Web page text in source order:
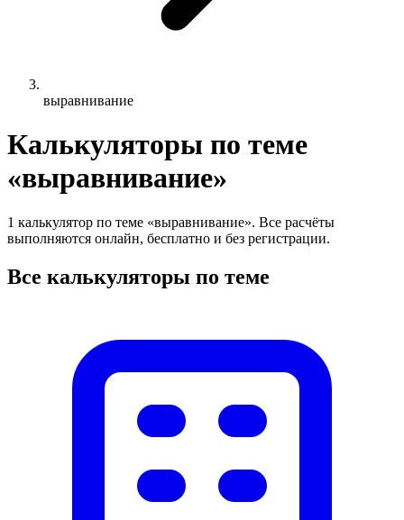
выравнивание
Калькуляторы по теме
«выравнивание»
1 калькулятор по теме «выравнивание». Все расчёты
выполняются онлайн, бесплатно и без регистрации.
Все калькуляторы по теме